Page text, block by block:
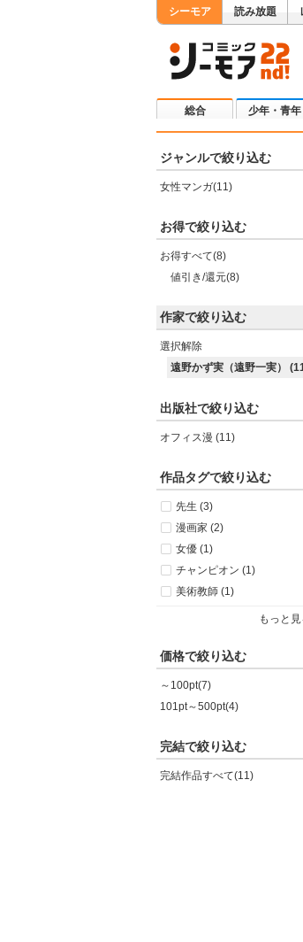
シーモア 読み放題
総合 少年・青年
ジャンルで絞り込む
女性マンガ(11)
お得で絞り込む
お得すべて(8)
値引き/還元(8)
作家で絞り込む
選択解除
遠野かず実（遠野一実）
出版社で絞り込む
オフィス漫 (11)
作品タグで絞り込む
先生 (3)
漫画家 (2)
女優 (1)
チャンピオン (1)
美術教師 (1)
もっと見
価格で絞り込む
～100pt(7)
101pt～500pt(4)
完結で絞り込む
完結作品すべて(11)